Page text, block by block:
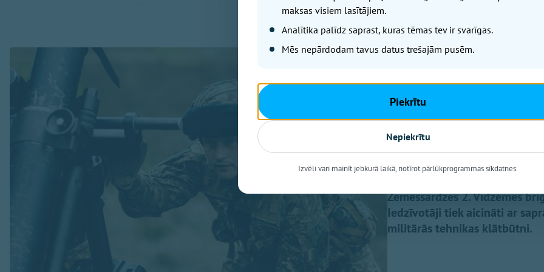
Nākamais raksts
Piektdiena, 7. augusts, 2026 14:33
Ogres un
Zemessardzes
iedzīvotājus
OgreNet
No 7. līdz 9. augustam
Zemessardzes 2. Vidzemes
Iedzīvotāji tiek aicināti ar
militārās tehnikas klātbūtni.
maksas visiem lasītājiem.
Analītika palīdz saprast, kuras tēmas tev ir svarīgas.
Mēs nepārdodam tavus datus trešajām pusēm.
Piekrītu
Nepiekrītu
Izvēli vari mainīt jebkurā laikā, notīrot pārlūkprogrammas sīkdatnes.